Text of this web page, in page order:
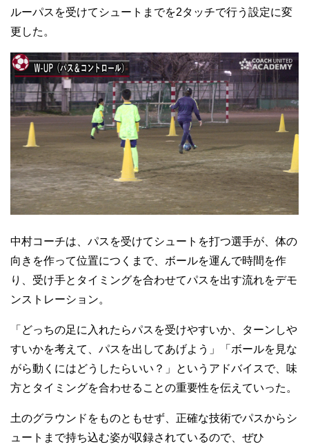
ルーパスを受けてシュートまでを2タッチで行う設定に変
更した。
中村コーチは、パスを受けてシュートを打つ選手が、体の
向きを作って位置につくまで、ボールを運んで時間を作
り、受け手とタイミングを合わせてパスを出す流れをデモ
ンストレーション。
「どっちの足に入れたらパスを受けやすいか、ターンしや
すいかを考えて、パスを出してあげよう」「ボールを見な
がら動くにはどうしたらいい？」というアドバイスで、味
方とタイミングを合わせることの重要性を伝えていった。
土のグラウンドをものともせず、正確な技術でパスからシ
ュートまで持ち込む姿が収録されているので、ぜひ